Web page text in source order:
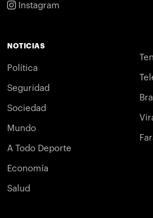
Instagram
NOTICIAS
Política
Seguridad
Sociedad
Mundo
A Todo Deporte
Economía
Salud